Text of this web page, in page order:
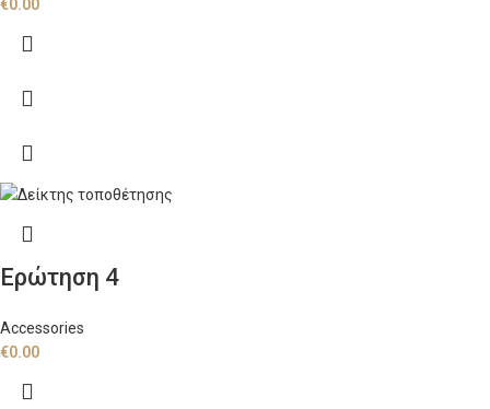
€0.00
Ερώτηση 4
Accessories
€0.00